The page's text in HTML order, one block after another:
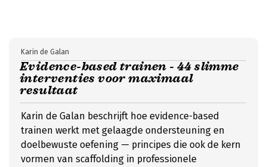
Evidence-based trainen - 44 slimme
interventies voor maximaal
resultaat
Karin de Galan
Karin de Galan beschrijft hoe evidence-based
trainen werkt met gelaagde ondersteuning en
doelbewuste oefening — principes die ook de kern
vormen van scaffolding in professionele